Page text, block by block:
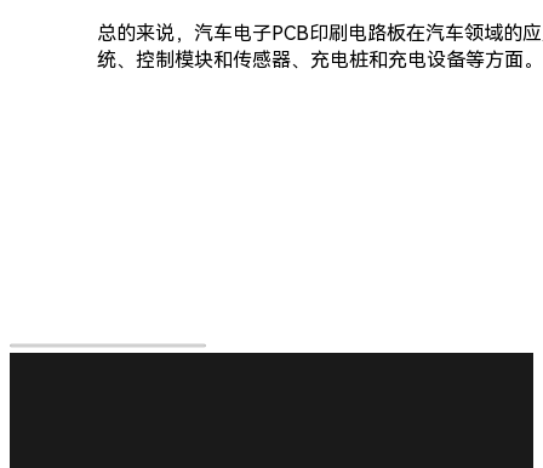
总的来说，汽车电子PCB印刷电路板在汽车领域的
统、控制模块和传感器、充电桩和充电设备等方面